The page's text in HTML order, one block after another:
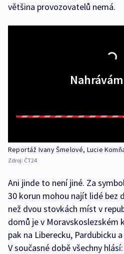
většina provozovatelů nemá.
Reportáž Ivany Šmelové, Lucie
Zdroj: ČT24
Ani jinde to není jiné. Za
30 korun mohou najít lidé bez
než dvou stovkách míst v
domů je v Moravskoslezském
pak na Liberecku, Pardubicku
V současné době všechny